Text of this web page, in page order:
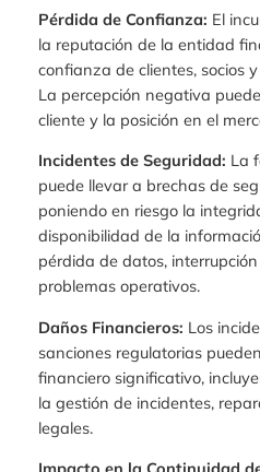
Pérdida de Confianza: El
la reputación de la entidad
confianza de clientes, socios
La percepción negativa
cliente y la posición en el
Incidentes de Seguridad: La
puede llevar a brechas de
poniendo en riesgo la
disponibilidad de la
pérdida de datos,
problemas operativos.
Daños Financieros: Los
sanciones regulatorias
financiero significativo,
la gestión de incidentes,
legales.